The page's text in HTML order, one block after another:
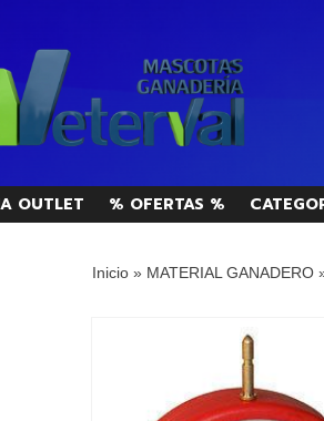
OUTLET % OFERTAS %
Inicio» MATERIAL GANADERO